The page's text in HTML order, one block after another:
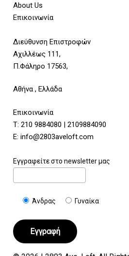
About Us
Επικοινωνία
Διεύθυνση Επιστροφών
Αχιλλέως 111,
Π.Φάληρο 17563,
Αθήνα , Ελλάδα
Επικοινωνία
Τ: 210 9884080 | 2109884090
E: info@2803aveloft.com
Εγγραφείτε στο newsletter μας
Άνδρας Γυναίκα